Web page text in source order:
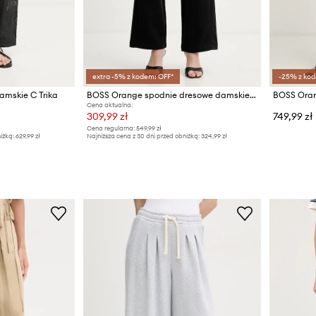
C Trika
629,99 zł
extra -5% z kodem: OFF*
BOSS Orange spodnie dresowe damskie bawełniane C Endless
Cena aktualna:
309,99 zł
Cena regularna: 549,99 zł
Najniższa cena z 30 dni przed obniżką: 324,99 zł
-25% z
749,99 zł